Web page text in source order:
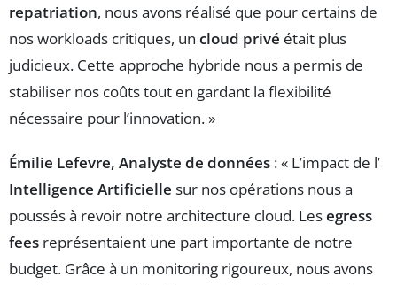
repatriation, nous avons réalisé que pour certains de
nos workloads critiques, un cloud privé était plus
judicieux. Cette approche hybride nous a permis de
stabiliser nos coûts tout en gardant la flexibilité
nécessaire pour l’innovation. »
Émilie Lefevre, Analyste de données : « L’impact de l’
Intelligence Artificielle sur nos opérations nous a
poussés à revoir notre architecture cloud. Lesegress
fees représentaient une part importante de notre
budget. Grâce à un monitoring rigoureux, nous avons